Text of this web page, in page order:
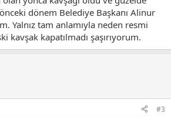
dönem Belediye Başkanı Alinur
Yalnız tam anlamıyla neden resmi
kavşak kapatılmadı şaşırıyorum.
#3